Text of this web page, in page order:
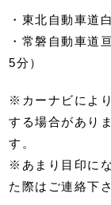
・東北自動車道
・常磐自動車道
5分）
※カーナビによ
する場合があり
す。
※あまり目印に
た際はご連絡下さ